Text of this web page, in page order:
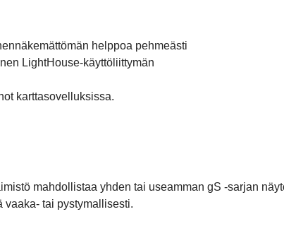
helppoa pehmeästi
LightHouse-käyttöliittymän
karttasovelluksissa.
mahdollistaa yhden tai useamman gS -sarjan
vaaka- tai pystymallisesti.